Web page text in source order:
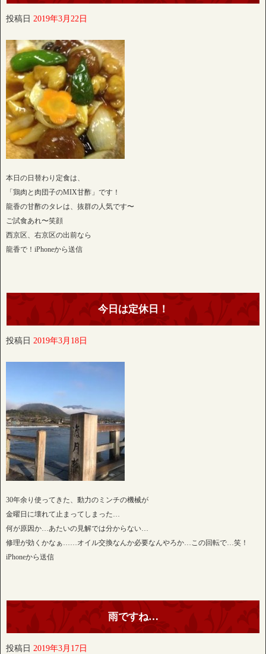
投稿日 2019年3月22日
本日の日替わり定食は、
「鶏肉と肉団子のMIX甘酢」です！
龍香の甘酢のタレは、抜群の人気です〜
ご試食あれ〜笑顔
西京区、右京区の出前なら
龍香で！iPhoneから送信
今日は定休日！
投稿日 2019年3月18日
30年余り使ってきた、動力のミンチの機械が
金曜日に壊れて止まってしまった…
何が原因か…あたいの見解では分からない…
修理が効くかなぁ……オイル交換なんか必要なんやろか…この回転で…笑！
iPhoneから送信
雨ですね…
投稿日 2019年3月17日